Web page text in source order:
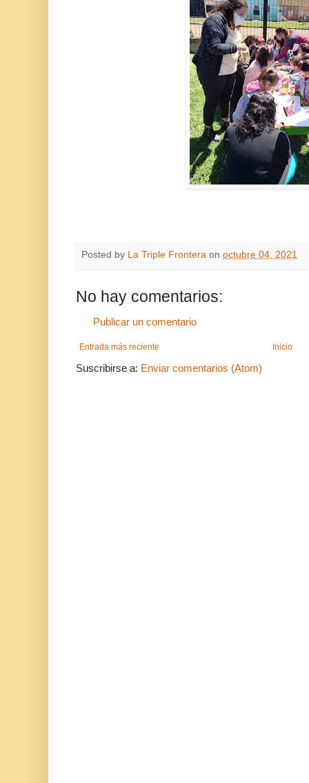
Posted by La Triple Frontera on octubre 04, 2021
No hay comentarios:
Publicar un comentario
Entrada más reciente Inicio
Suscribirse a: Enviar comentarios (Atom)